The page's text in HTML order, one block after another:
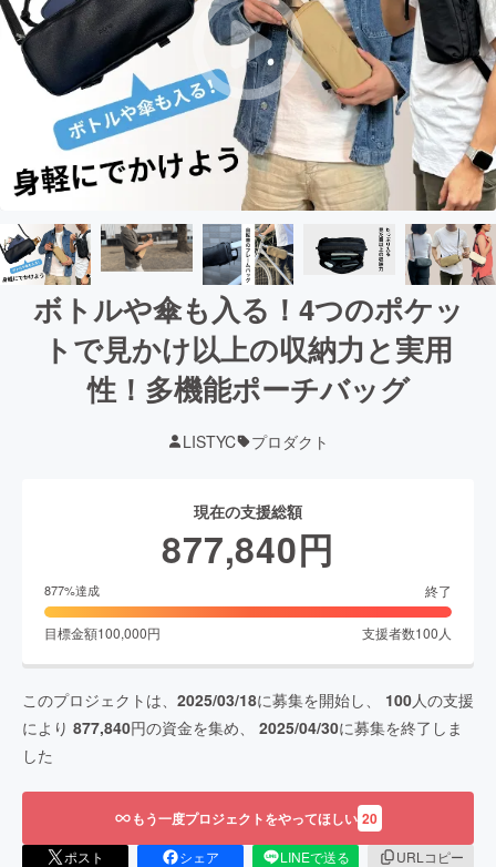
ボトルや傘も入る！4つのポケッ
トで見かけ以上の収納力と実用
性！多機能ポーチバッグ
LISTYC プロダクト
現在の支援総額
877,840円
877%達成 終了
目標金額100,000円 支援者数100 人
このプロジェクトは、 2025/03/18に募集を開始し、 100人の支援
により 877,840円の資金を集め、 2025/04/30に募集を終了しま
した
もう一度プロジェクトをやってほしい 20
ポスト シェア LINEで送る
URLコピー